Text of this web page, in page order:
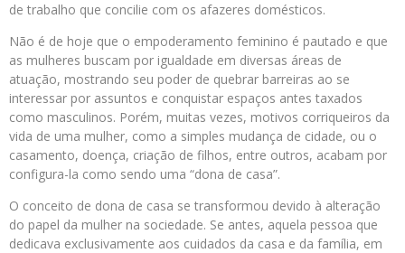
de trabalho que concilie com os afazeres domésticos.
Não é de hoje que o empoderamento feminino é pautado e que
as mulheres buscam por igualdade em diversas áreas de
atuação, mostrando seu poder de quebrar barreiras ao se
interessar por assuntos e conquistar espaços antes taxados
como masculinos. Porém, muitas vezes, motivos corriqueiros da
vida de uma mulher, como a simples mudança de cidade, ou o
casamento, doença, criação de filhos, entre outros, acabam por
configura-la como sendo uma “dona de casa”.
O conceito de dona de casa se transformou devido à alteração
do papel da mulher na sociedade. Se antes, aquela pessoa que
dedicava exclusivamente aos cuidados da casa e da família, em